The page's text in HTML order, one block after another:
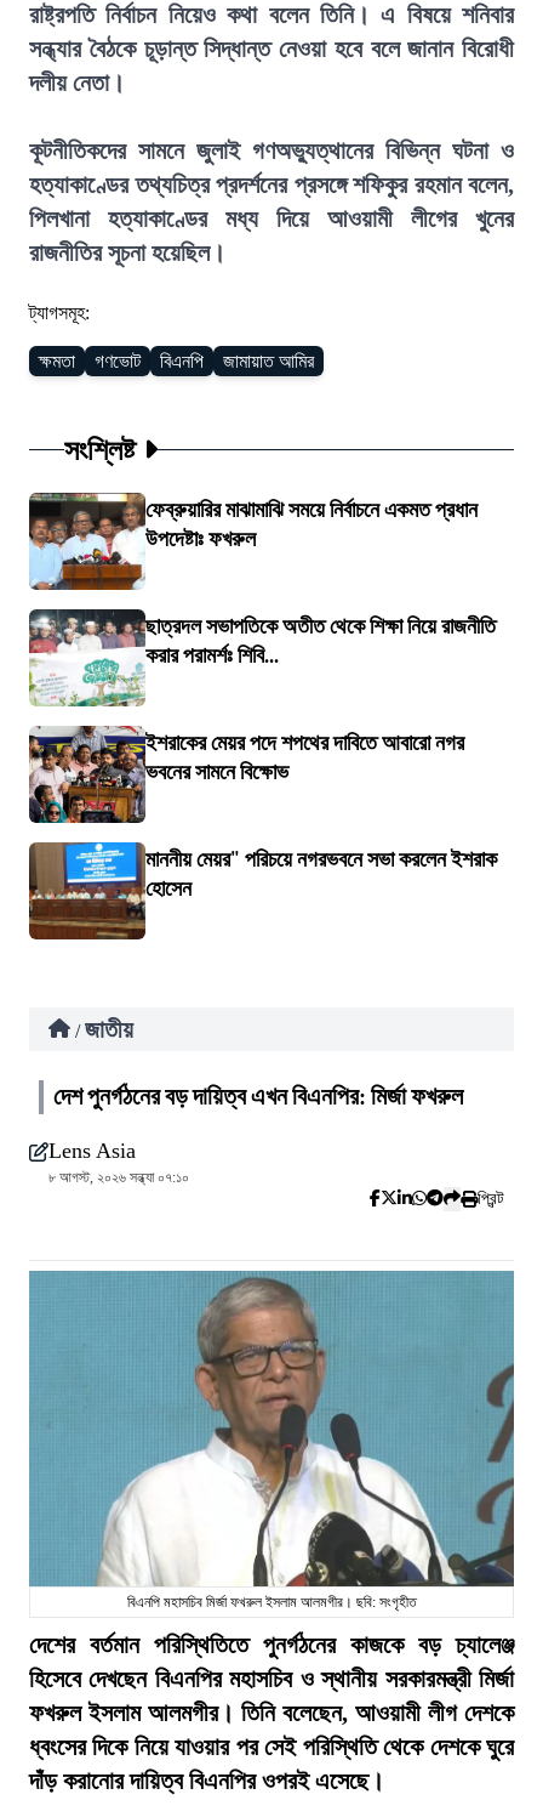
রাষ্ট্রপতি নির্বাচন নিয়েও কথা বলেন তিনি। এ বিষয়ে শনিবার
সন্ধ্যার বৈঠকে চূড়ান্ত সিদ্ধান্ত নেওয়া হবে বলে জানান বিরোধী
দলীয় নেতা।
কূটনীতিকদের সামনে জুলাই গণঅভ্যুত্থানের বিভিন্ন ঘটনা ও
হত্যাকাণ্ডের তথ্যচিত্র প্রদর্শনের প্রসঙ্গে শফিকুর রহমান বলেন,
পিলখানা হত্যাকাণ্ডের মধ্য দিয়ে আওয়ামী লীগের খুনের
রাজনীতির সূচনা হয়েছিল।
ট্যাগসমূহ:
ক্ষমতা গণভোট বিএনপি জামায়াত আমির
সংশ্লিষ্ট
ফেব্রুয়ারির মাঝামাঝি সময়ে নির্বাচনে একমত প্রধান
উপদেষ্টাঃ ফখরুল
ছাত্রদল সভাপতিকে অতীত থেকে শিক্ষা নিয়ে রাজনীতি
করার পরামর্শঃ শিবি...
ইশরাকের মেয়র পদে শপথের দাবিতে আবারো নগর
ভবনের সামনে বিক্ষোভ
মাননীয় মেয়র" পরিচয়ে নগরভবনে সভা করলেন ইশরাক
হোসেন
/ জাতীয়
দেশ পুনর্গঠনের বড় দায়িত্ব এখন বিএনপির: মির্জা ফখরুল
Lens Asia
৮ আগস্ট, ২০২৬ সন্ধ্যা ০৭:১০
প্রিন্ট
বিএনপি মহাসচিব মির্জা ফখরুল ইসলাম আলমগীর। ছবি: সংগৃহীত
দেশের বর্তমান পরিস্থিতিতে পুনর্গঠনের কাজকে বড় চ্যালেঞ্জ
হিসেবে দেখছেন বিএনপির মহাসচিব ও স্থানীয় সরকারমন্ত্রী মির্জা
ফখরুল ইসলাম আলমগীর। তিনি বলেছেন, আওয়ামী লীগ দেশকে
ধ্বংসের দিকে নিয়ে যাওয়ার পর সেই পরিস্থিতি থেকে দেশকে ঘুরে
দাঁড় করানোর দায়িত্ব বিএনপির ওপরই এসেছে।